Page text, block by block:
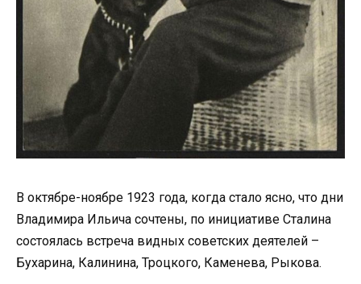
В октябре-ноябре 1923 года, когда стало ясно, что дни
Владимира Ильича сочтены, по инициативе Сталина
состоялась встреча видных советских деятелей –
Бухарина, Калинина, Троцкого, Каменева, Рыкова.